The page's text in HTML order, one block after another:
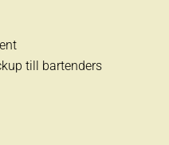
till bartenders